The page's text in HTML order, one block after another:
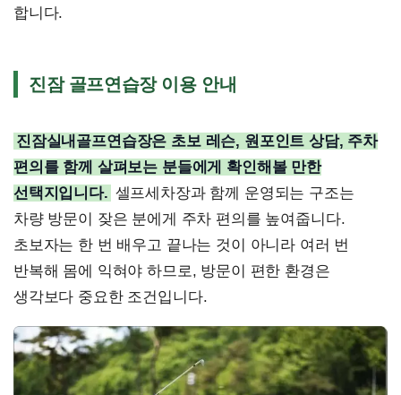
합니다.
진잠 골프연습장 이용 안내
진잠실내골프연습장은 초보 레슨, 원포인트 상담, 주차
편의를 함께 살펴보는 분들에게 확인해볼 만한
선택지입니다. 셀프세차장과 함께 운영되는 구조는
차량 방문이 잦은 분에게 주차 편의를 높여줍니다.
초보자는 한 번 배우고 끝나는 것이 아니라 여러 번
반복해 몸에 익혀야 하므로, 방문이 편한 환경은
생각보다 중요한 조건입니다.